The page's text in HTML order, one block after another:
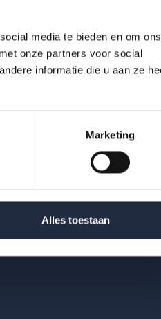
media te bieden en om ons
onze partners voor social
informatie die u aan ze
Marketing
Alles toestaan